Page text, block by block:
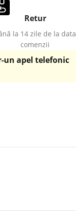
Retur
la 14 zile de la data
comenzii
un apel telefonic